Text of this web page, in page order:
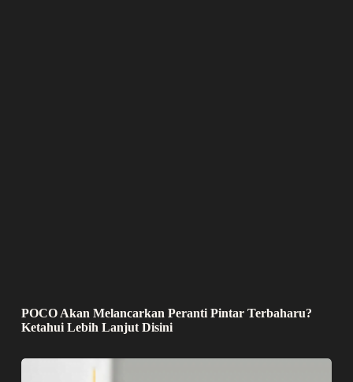
POCO Akan Melancarkan Peranti Pintar Terbaharu?
Ketahui Lebih Lanjut Disini